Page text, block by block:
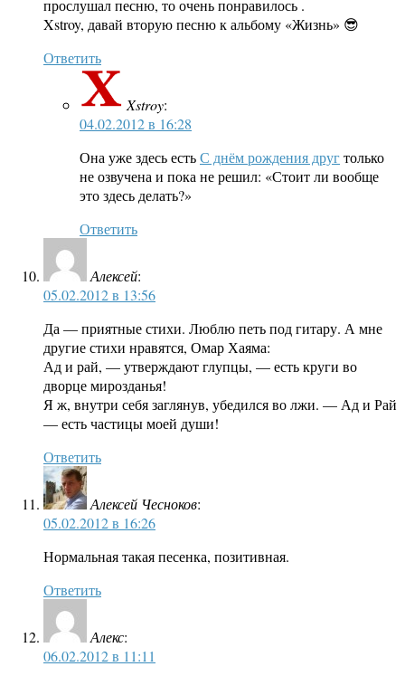
прослушал песню, то очень понравилось .
Xstroy, давай вторую песню к альбому «Жизнь» 😎
Ответить
Xstroy:
04.02.2012 в 16:28
Она уже здесь естьС днём рождения другтолько
не озвучена и пока не решил: «Стоит ли вообще
это здесь делать?»
Ответить
Алексей:
05.02.2012 в 13:56
Да — приятные стихи. Люблю петь под гитару. А мне
другие стихи нравятся, Омар Хаяма:
Ад и рай, — утверждают глупцы, — есть круги во
дворце мирозданья!
Я ж, внутри себя заглянув, убедился во лжи. — Ад и Рай
— есть частицы моей души!
Ответить
Алексей Чесноков:
05.02.2012 в 16:26
Нормальная такая песенка, позитивная.
Ответить
Алекс:
06.02.2012 в 11:11